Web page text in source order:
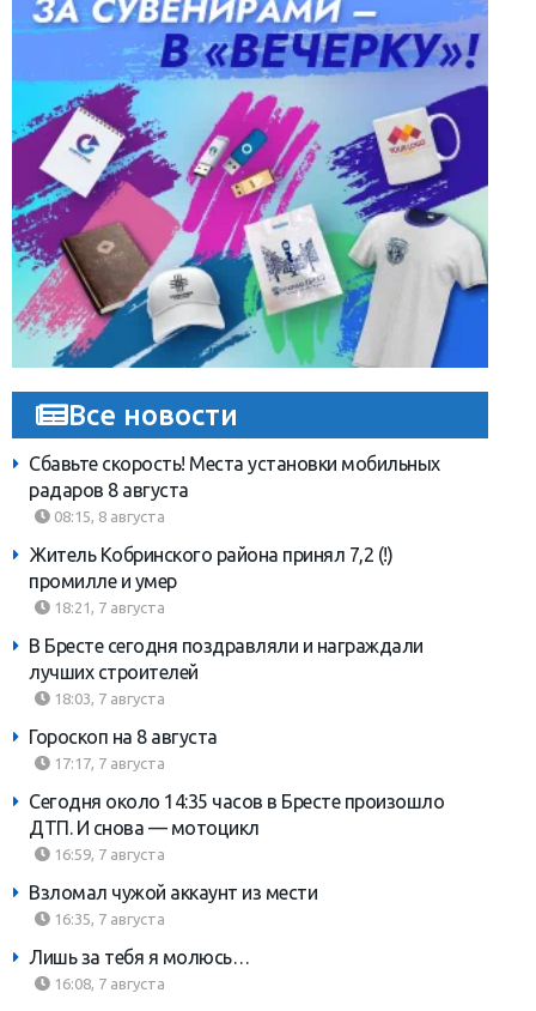
Все новости
Сбавьте скорость! Места установки мобильных
радаров 8 августа
08:15, 8 августа
Житель Кобринского района принял 7,2 (!)
промилле и умер
18:21, 7 августа
В Бресте сегодня поздравляли и награждали
лучших строителей
18:03, 7 августа
Гороскоп на 8 августа
17:17, 7 августа
Сегодня около 14:35 часов в Бресте произошло
ДТП. И снова — мотоцикл
16:59, 7 августа
Взломал чужой аккаунт из мести
16:35, 7 августа
Лишь за тебя я молюсь…
16:08, 7 августа